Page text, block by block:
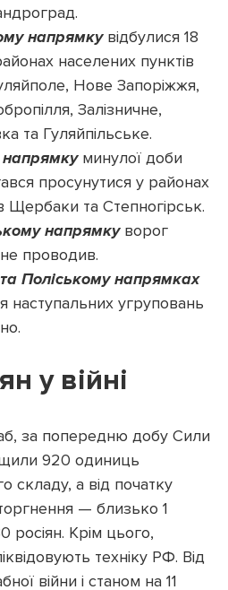
напрямку відбулися 18
населених пунктів
Нове Запоріжжя,
Залізничне,
та Гуляйпільське.
напрямку минулої доби
просунутися у районах
Щербаки та Степногірськ.
напрямкуворог
проводив.
Поліському напрямках
наступальних угруповань
у війні
за попередню добу Сили
920 одиниць
складу, а від початку
— близько 1
росіян. Крім цього,
техніку РФ. Від
війни і станом на 11